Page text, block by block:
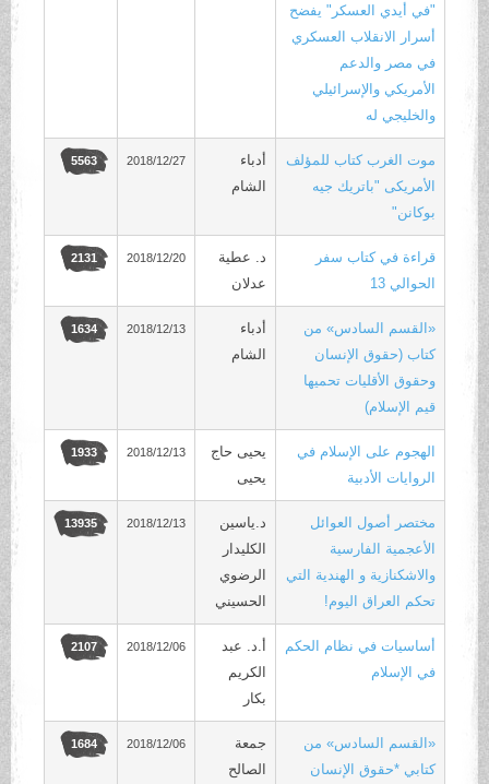
"في أيدي العسكر" يفضح
أسرار الانقلاب العسكري
في مصر والدعم
الأمريكي والإسرائيلي
والخليجي له
موت الغرب كتاب للمؤلف
الأمريكى "باتريك جيه
بوكانن"
أدباء
الشام
2018/12/27
5563
قراءة في كتاب سفر
الحوالي 13
د. عطية
عدلان
2018/12/20
2131
«القسم السادس» من
كتاب (حقوق الإنسان
وحقوق الأقليات تحميها
قيم الإسلام)
أدباء
الشام
2018/12/13
1634
الهجوم على الإسلام في
الروايات الأدبية
يحيى حاج
يحيى
2018/12/13
1933
مختصر أصول العوائل
الأعجمية الفارسية
والاشكنازية و الهندية التي
تحكم العراق اليوم‪ !
د.ياسين
الكليدار
الرضوي
الحسيني
2018/12/13
13935
أساسيات في نظام الحكم
في الإسلام
أ.د. عبد
الكريم
2018/12/06
2107
«القسم السادس» من
كتابي *حقوق الإنسان
جمعة
الصالح
2018/12/06
1684